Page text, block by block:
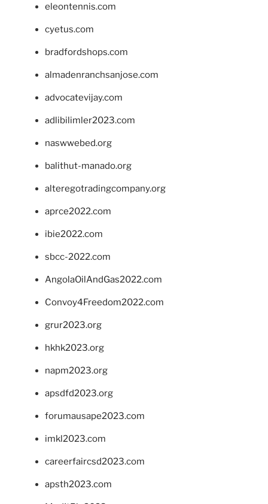
eleontennis.com
cyetus.com
bradfordshops.com
almadenranchsanjose.com
advocatevijay.com
adlibilimler2023.com
naswwebed.org
balithut-manado.org
alteregotradingcompany.org
aprce2022.com
ibie2022.com
sbcc-2022.com
AngolaOilAndGas2022.com
Convoy4Freedom2022.com
grur2023.org
hkhk2023.org
napm2023.org
apsdfd2023.org
forumausape2023.com
imkl2023.com
careerfaircsd2023.com
apsth2023.com